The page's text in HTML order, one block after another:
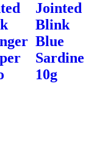
Jointed
Blink
Blue
Sardine
10g